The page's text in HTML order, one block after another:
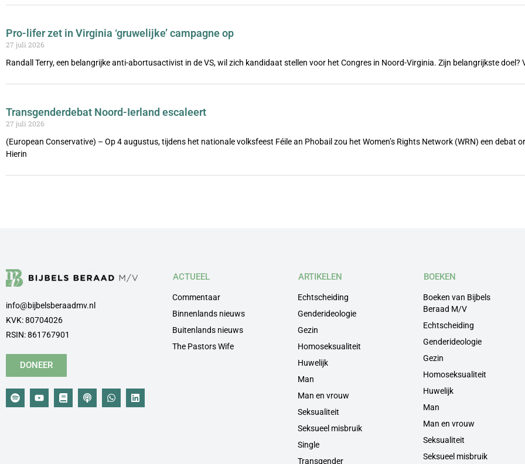
Pro-lifer zet in Virginia ‘gruwelijke’ campagne op
27 juli 2026
Randall Terry, een belangrijke anti-abortusactivist in de VS, wil zich kandidaat stellen voor het Congres in Noord-Virginia. Zijn belangrijkste
Transgenderdebat Noord-Ierland escaleert
27 juli 2026
(European Conservative) – Op 4 augustus, tijdens het nationale volksfeest Féile an Phobail zou het Women’s Rights Network (WRN) een debat
Hierin
info@bijbelsberaadmv.nl
KVK: 80704026
RSIN: 861767901
DONEER
ACTUEEL
Commentaar
Binnenlands nieuws
Buitenlands nieuws
The Pastors Wife
ARTIKELEN
Echtscheiding
Genderideologie
Gezin
Homoseksualiteit
Huwelijk
Man
Man en vrouw
Seksualiteit
Seksueel misbruik
Single
Transgender
BOEKEN
Boeken van Bijbels
Beraad M/V
Echtscheiding
Genderideologie
Gezin
Homoseksualiteit
Huwelijk
Man
Man en vrouw
Seksualiteit
Seksueel misbruik